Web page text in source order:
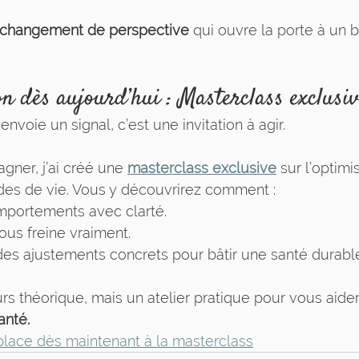
changement de perspective qui ouvre la porte à un
dès aujourd’hui : Masterclass
un signal, c’est une invitation à agir.
j’ai créé une masterclass exclusive sur
de vie. Vous y découvrirez comment :
avec clarté.
freine vraiment.
ajustements concrets pour bâtir une santé
théorique, mais un atelier pratique pour vous
dès maintenant à la masterclass